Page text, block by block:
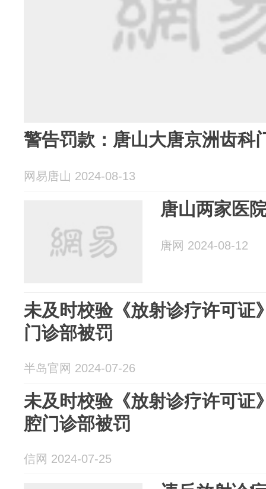
警告罚款：唐山大唐京洲齿科
网易唐山 2024-08-13
唐山两家医
唐网 2024-08-12
未及时校验《放射诊疗许可证
门诊部被罚
半岛官网 2024-07-26
未及时校验《放射诊疗许可证
腔门诊部被罚
信网 2024-07-25